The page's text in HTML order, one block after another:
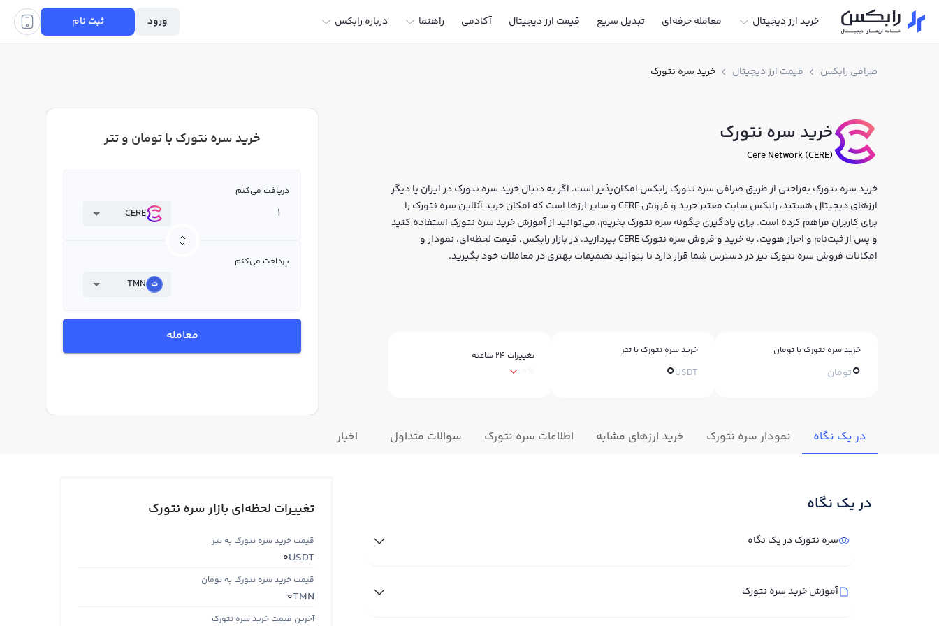
خرید ارز دیجیتال معامله حرفه‌ای تبدیل سریع قیمت ارز دیجیتال آکادمی راهنما درباره رابکس ورود ثبت نام
صرافی رابکس قیمت ارز دیجیتال خرید سره نتورک
خرید سره نتورک
Cere Network (CERE)
خرید سره نتورک به‌راحتی از طریق صرافی سره نتورک رابکس امکان‌پذیر است. اگر به دنبال خرید سره نتورک در ایران یا دیگر
ارزهای دیجیتال هستید، رابکس سایت معتبر خرید و فروش CERE و سایر ارزها است که امکان خرید آنلاین سره نتورک را
برای کاربران فراهم کرده است. برای یادگیری چگونه سره نتورک بخریم، می‌توانید از آموزش خرید سره نتورک استفاده کنید
و پس از ثبت‌نام و احراز هویت، به خرید و فروش سره نتورک CERE بپردازید. در بازار رابکس، قیمت لحظه‌ای، نمودار و
امکانات فروش سره نتورک نیز در دسترس شما قرار دارد تا بتوانید تصمیمات بهتری در معاملات خود بگیرید.
خرید سره نتورک با تومان
0تومان
خرید سره نتورک با تتر
0USDT
تغییرات ۲۴ ساعته
خرید سره نتورک با تومان و تتر
دریافت می‌کنم
CERE
پرداخت می‌کنم
TMN
معامله
در یک نگاه نمودار سره نتورک خرید ارزهای مشابه اطلاعات سره نتورک سوالات متداول اخبار
در یک نگاه
سره نتورک در یک نگاه
آموزش خرید سره نتورک
تغییرات لحظه‌ای بازار سره نتورک
قیمت خرید سره نتورک به تتر
USDT
0
قیمت خرید سره نتورک به تومان
TMN
0
آخرین قیمت خرید سره نتورک